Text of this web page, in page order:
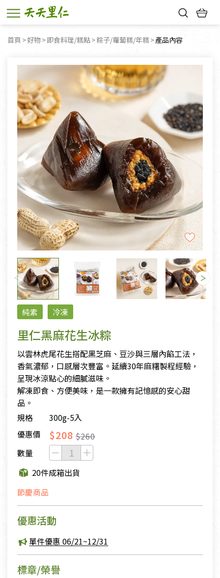
首頁 好物 即食料理/糕點 粽子/蘿蔔糕/年糕 目前頁面：
產品內容
純素 冷凍
里仁黑麻花生冰粽
以雲林虎尾花生搭配黑芝麻、豆沙與三層內餡工法，
香氣濃郁，口感層次豐富。延續30年麻糬製程經驗，
呈現冰涼點心的細膩滋味。
解凍即食、方便美味，是一款擁有記憶感的安心甜
品。
規格
300g-5入
優惠價
$208 $260
數量
20件成箱出貨
節慶商品
優惠活動
單件優惠 06/21~12/31
標章/榮譽